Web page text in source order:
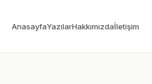
AnasayfaYazılarHakkımızdaİletişim